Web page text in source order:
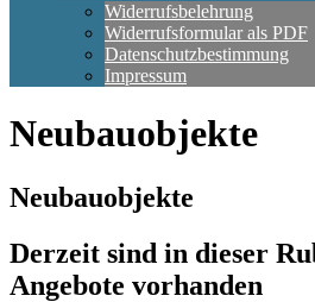
Widerrufsbelehrung
Widerrufsformular als PDF
Datenschutzbestimmung
Impressum
Neubauobjekte
Neubauobjekte
Derzeit sind in dieser
Angebote vorhanden